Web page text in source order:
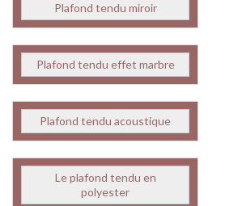
Plafond tendu miroir
Plafond tendu effet marbre
Plafond tendu acoustique
Le plafond tendu en
polyester